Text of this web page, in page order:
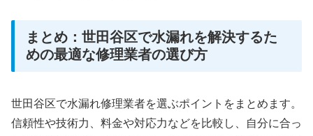
まとめ：世田谷区で水漏れを解決するた
めの最適な修理業者の選び方
世田谷区で水漏れ修理業者を選ぶポイントをまとめます。
信頼性や技術力、料金や対応力などを比較し、自分に合っ